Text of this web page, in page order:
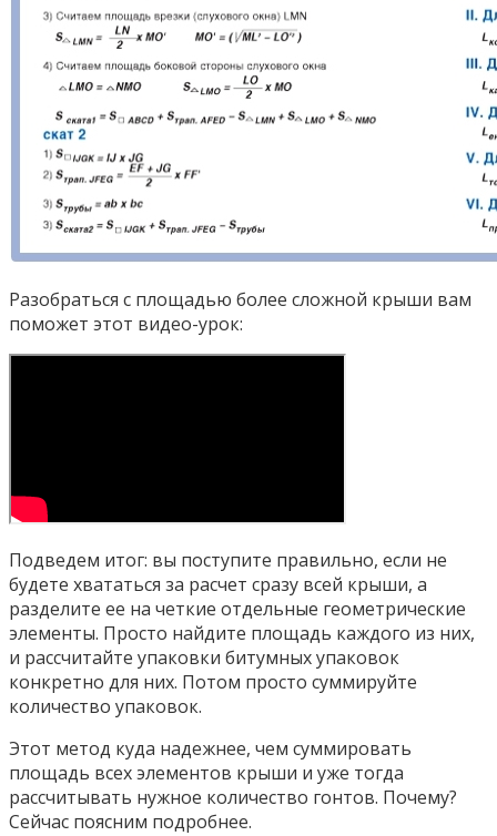
Разобраться с площадью более сложной крыши вам
поможет этот видео-урок:
Подведем итог: вы поступите правильно, если не
будете хвататься за расчет сразу всей крыши, а
разделите ее на четкие отдельные геометрические
элементы. Просто найдите площадь каждого из них,
и рассчитайте упаковки битумных упаковок
конкретно для них. Потом просто суммируйте
количество упаковок.
Этот метод куда надежнее, чем суммировать
площадь всех элементов крыши и уже тогда
рассчитывать нужное количество гонтов. Почему?
Сейчас поясним подробнее.